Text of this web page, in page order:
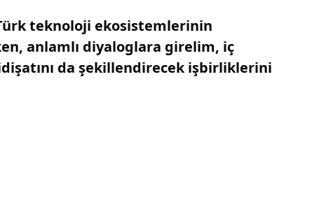
teknoloji ekosistemlerinin
anlamlı diyaloglara girelim, iç
da şekillendirecek işbirliklerini